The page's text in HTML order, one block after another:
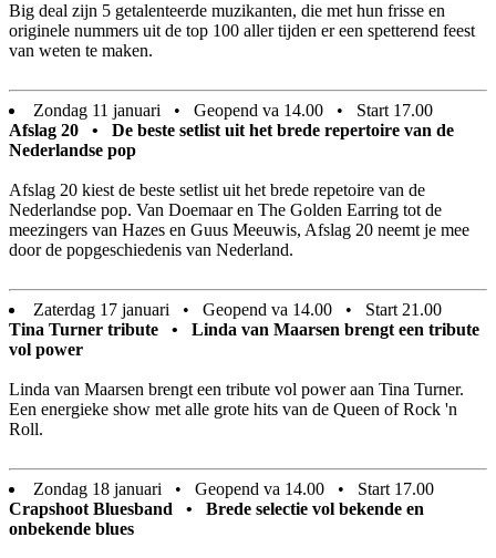
Big deal zijn 5 getalenteerde muzikanten, die met hun frisse en
originele nummers uit de top 100 aller tijden er een spetterend feest
van weten te maken.
Zondag 11 januari • Geopend va 14.00 • Start 17.00
Afslag 20 • De beste setlist uit het brede repertoire van de
Nederlandse pop
Afslag 20 kiest de beste setlist uit het brede repetoire van de
Nederlandse pop. Van Doemaar en The Golden Earring tot de
meezingers van Hazes en Guus Meeuwis, Afslag 20 neemt je mee
door de popgeschiedenis van Nederland.
Zaterdag 17 januari • Geopend va 14.00 • Start 21.00
Tina Turner tribute • Linda van Maarsen brengt een tribute
vol power
Linda van Maarsen brengt een tribute vol power aan Tina Turner.
Een energieke show met alle grote hits van de Queen of Rock 'n
Roll.
Zondag 18 januari • Geopend va 14.00 • Start 17.00
Crapshoot Bluesband • Brede selectie vol bekende en
onbekende blues